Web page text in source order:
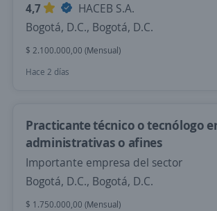
4,7
HACEB S.A.
Bogotá, D.C., Bogotá, D.C.
$ 2.100.000,00 (Mensual)
Hace 2 días
Practicante técnico o tecnólogo
administrativas o afines
Importante empresa del sector
Bogotá, D.C., Bogotá, D.C.
$ 1.750.000,00 (Mensual)